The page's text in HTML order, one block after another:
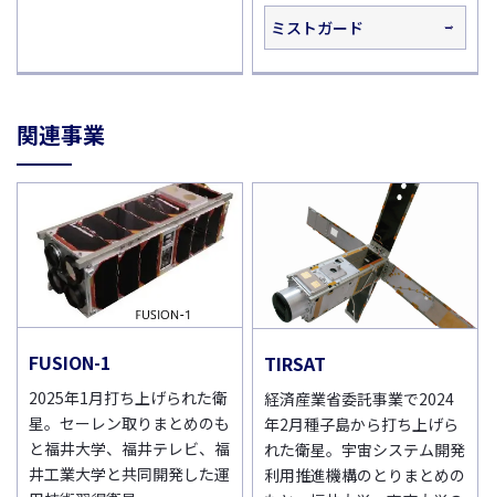
ミストガード
関連事業
FUSION-1
2025年1月打ち上げられた衛
星。セーレン取りまとめのも
と福井大学、福井テレビ、福
井工業大学と共同開発した運
TIRSAT
経済産業省委託事業で2024
年2月種子島から打ち上げら
れた衛星。宇宙システム開発
利用推進機構のとりまとめの